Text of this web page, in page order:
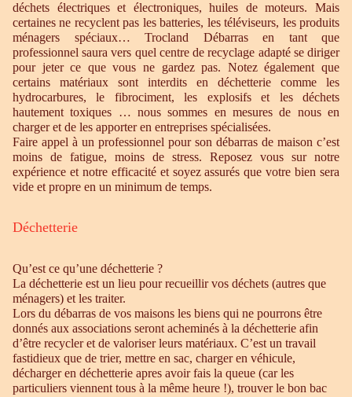
déchets électriques et électroniques, huiles de moteurs. Mais
certaines ne recyclent pas les batteries, les téléviseurs, les produits
ménagers spéciaux… Trocland Débarras en tant que
professionnel saura vers quel centre de recyclage adapté se diriger
pour jeter ce que vous ne gardez pas. Notez également que
certains matériaux sont interdits en déchetterie comme les
hydrocarbures, le fibrociment, les explosifs et les déchets
hautement toxiques … nous sommes en mesures de nous en
charger et de les apporter en entreprises spécialisées.
Faire appel à un professionnel pour son débarras de maison c’est
moins de fatigue, moins de stress. Reposez vous sur notre
expérience et notre efficacité et soyez assurés que votre bien sera
vide et propre en un minimum de temps.
Déchetterie
Qu’est ce qu’une déchetterie ?
La déchetterie est un lieu pour recueillir vos déchets (autres que
ménagers) et les traiter.
Lors du débarras de vos maisons les biens qui ne pourrons être
donnés aux associations seront acheminés à la déchetterie afin
d’être recycler et de valoriser leurs matériaux. C’est un travail
fastidieux que de trier, mettre en sac, charger en véhicule,
décharger en déchetterie apres avoir fais la queue (car les
particuliers viennent tous à la même heure !), trouver le bon bac